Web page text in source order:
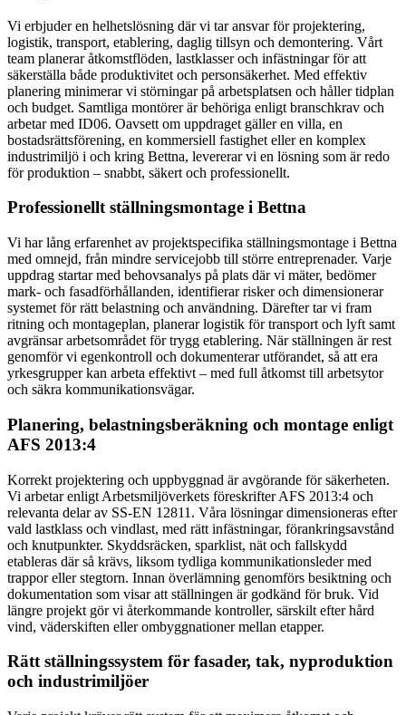
Vi erbjuder en helhetslösning där vi tar ansvar för projektering,
logistik, transport, etablering, daglig tillsyn och demontering. Vårt
team planerar åtkomstflöden, lastklasser och infästningar för att
säkerställa både produktivitet och personsäkerhet. Med effektiv
planering minimerar vi störningar på arbetsplatsen och håller tidplan
och budget. Samtliga montörer är behöriga enligt branschkrav och
arbetar med ID06. Oavsett om uppdraget gäller en villa, en
bostadsrättsförening, en kommersiell fastighet eller en komplex
industrimiljö i och kring Bettna, levererar vi en lösning som är redo
för produktion – snabbt, säkert och professionellt.
Professionellt ställningsmontage i Bettna
Vi har lång erfarenhet av projektspecifika ställningsmontage i Bettna
med omnejd, från mindre servicejobb till större entreprenader. Varje
uppdrag startar med behovsanalys på plats där vi mäter, bedömer
mark- och fasadförhållanden, identifierar risker och dimensionerar
systemet för rätt belastning och användning. Därefter tar vi fram
ritning och montageplan, planerar logistik för transport och lyft samt
avgränsar arbetsområdet för trygg etablering. När ställningen är rest
genomför vi egenkontroll och dokumenterar utförandet, så att era
yrkesgrupper kan arbeta effektivt – med full åtkomst till arbetsytor
och säkra kommunikationsvägar.
Planering, belastningsberäkning och montage enligt
AFS 2013:4
Korrekt projektering och uppbyggnad är avgörande för säkerheten.
Vi arbetar enligt Arbetsmiljöverkets föreskrifter AFS 2013:4 och
relevanta delar av SS-EN 12811. Våra lösningar dimensioneras efter
vald lastklass och vindlast, med rätt infästningar, förankringsavstånd
och knutpunkter. Skyddsräcken, sparklist, nät och fallskydd
etableras där så krävs, liksom tydliga kommunikationsleder med
trappor eller stegtorn. Innan överlämning genomförs besiktning och
dokumentation som visar att ställningen är godkänd för bruk. Vid
längre projekt gör vi återkommande kontroller, särskilt efter hård
vind, väderskiften eller ombyggnationer mellan etapper.
Rätt ställningssystem för fasader, tak, nyproduktion
och industrimiljöer